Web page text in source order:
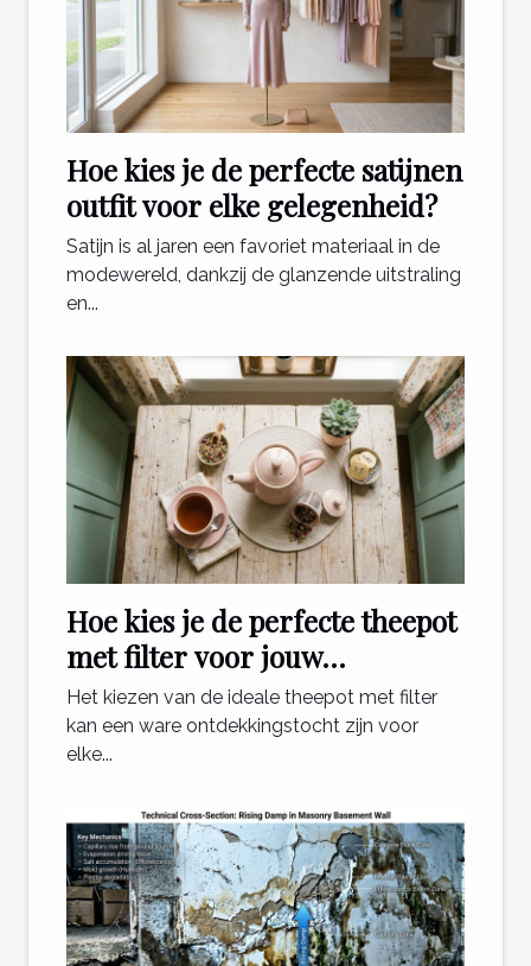
Hoe kies je de perfecte satijnen
outfit voor elke gelegenheid?
Satijn is al jaren een favoriet materiaal in de
modewereld, dankzij de glanzende uitstraling
en...
Hoe kies je de perfecte theepot
met filter voor jouw
theeritueel?
Het kiezen van de ideale theepot met filter
kan een ware ontdekkingstocht zijn voor
elke...